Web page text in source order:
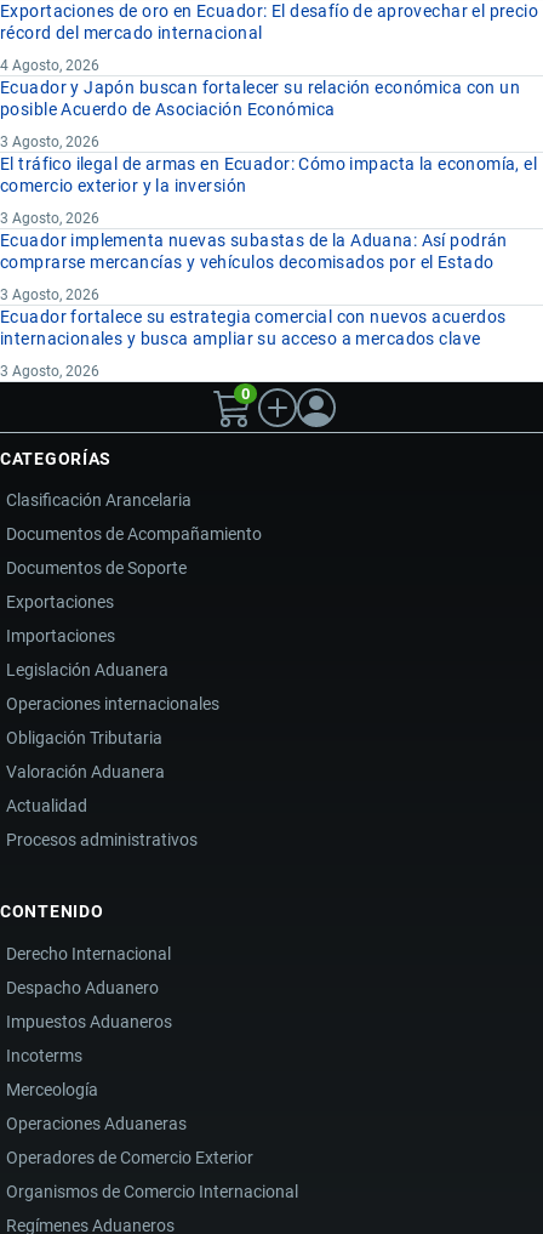
Exportaciones de oro en Ecuador: El desafío de aprovechar el precio
récord del mercado internacional
4 Agosto, 2026
Ecuador y Japón buscan fortalecer su relación económica con un
posible Acuerdo de Asociación Económica
3 Agosto, 2026
El tráfico ilegal de armas en Ecuador: Cómo impacta la economía, el
comercio exterior y la inversión
3 Agosto, 2026
Ecuador implementa nuevas subastas de la Aduana: Así podrán
comprarse mercancías y vehículos decomisados por el Estado
3 Agosto, 2026
Ecuador fortalece su estrategia comercial con nuevos acuerdos
internacionales y busca ampliar su acceso a mercados clave
3 Agosto, 2026
0
CATEGORÍAS
Clasificación Arancelaria
Documentos de Acompañamiento
Documentos de Soporte
Exportaciones
Importaciones
Legislación Aduanera
Operaciones internacionales
Obligación Tributaria
Valoración Aduanera
Actualidad
Procesos administrativos
CONTENIDO
Derecho Internacional
Despacho Aduanero
Impuestos Aduaneros
Incoterms
Merceología
Operaciones Aduaneras
Operadores de Comercio Exterior
Organismos de Comercio Internacional
Regímenes Aduaneros